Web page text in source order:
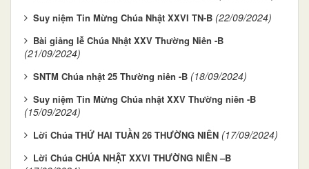
Suy niệm Tin Mừng Chúa Nhật XXVI TN-B (22/09/2024)
Bài giảng lễ Chúa Nhật XXV Thường Niên -B
(21/09/2024)
SNTM Chúa nhật 25 Thường niên -B (18/09/2024)
Suy niệm Tin Mừng Chúa nhật XXV Thường niên -B
(15/09/2024)
Lời Chúa THỨ HAI TUẦN 26 THƯỜNG NIÊN (17/09/2024)
Lời Chúa CHÚA NHẬT XXVI THƯỜNG NIÊN –B